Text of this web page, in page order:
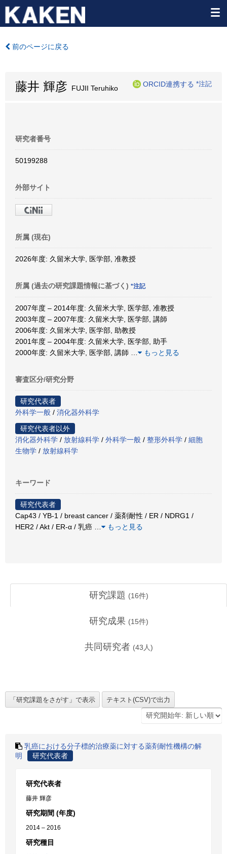
前のページに戻る
藤井 輝彦 FUJII Teruhiko
ORCID連携する *注記
研究者番号
50199288
外部サイト
所属 (現在)
2026年度: 久留米大学, 医学部, 准教授
所属 (過去の研究課題情報に基づく) *注記
2007年度 – 2014年度: 久留米大学, 医学部, 准教授
2003年度 – 2007年度: 久留米大学, 医学部, 講師
2006年度: 久留米大学, 医学部, 助教授
2001年度 – 2004年度: 久留米大学, 医学部, 助手
2000年度: 久留米大学, 医学部, 講師
もっと見る
審査区分/研究分野
研究代表者
外科学一般 / 消化器外科学
研究代表者以外
消化器外科学 / 放射線科学 / 外科学一般 / 整形外科学 / 細胞
生物学 / 放射線科学
キーワード
研究代表者
Cap43 / YB-1 / breast cancer / 薬剤耐性 / ER / NDRG1 /
HER2 / Akt / ER-α / 乳癌
もっと見る
研究課題 (16件)
研究成果 (15件)
共同研究者 (43 人)
乳癌における分子標的治療薬に対する薬剤耐性機構の解
明
研究代表者
研究代表者
藤井 輝彦
研究期間 (年度)
2014 – 2016
研究種目